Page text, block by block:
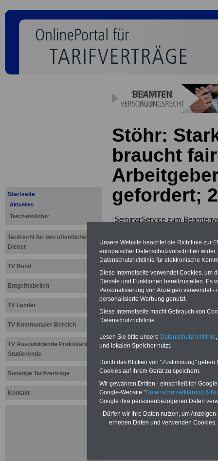
Startseite
Aktuelles
Taschenbücher
Tarifrecht für den öffentlichen
Dienst
TV Bund
Entgelttabellen
TV Länder
TV Kommunaler Bereich
TV Auszubildende Praktikanten
Studierende
Sonstige Tarifverträge
Kontakt
Stöhr:
braucht
gefordert;
SeminarService zum
Behörden und sonstigen
auch für Personalräte und
das Jahr 2021 und Orte
Zur Übersicht
Tarifkräfte bei
Aktuelles aus
öffentlichen
Stöhr:
braucht
Unsere Website beachtet die Richtlinie zur
europäischer Datenschutzvorschriften
Datenschutzrichtlinie für elektronische
Diese Internetseite verwendet Cookies, um
Dienste und Funktionen bereitzustellen. Es
Personalisierung von Anzeigen verwendet
personalisierte Werbung genutzt.
Diese Internetseite macht Gebrauch von
Datenschutzrichtlinie.
Lesen Sie bitte unsere Datenschutzrichtlinie
und lokalen Speicher nutzt.
Durch das Klicken von "Zustimmung"
Cookies auf Ihrem Gerät zu speichern.
Wir gewähren Dritten - einschließlich
Google-Website "Datenschutzerklärung &
Google ihre personenbezogenen Daten
Dürfen wir Ihre Daten nutzen, um
erheben Daten und verwenden